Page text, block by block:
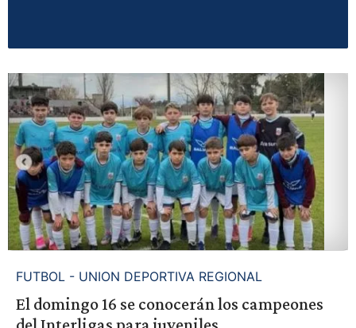
FUTBOL - UNION DEPORTIVA REGIONAL
El domingo 16 se conocerán los campeones